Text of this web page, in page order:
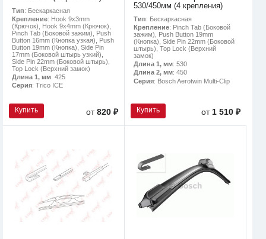
Тип: Бескаркасная
Крепление: Hook 9x3mm
(Крючок), Hook 9x4mm (Крючок),
Pinch Tab (Боковой зажим), Push
Button 16mm (Кнопка узкая), Push
Button 19mm (Кнопка), Side Pin
17mm (Боковой штырь узкий),
Side Pin 22mm (Боковой штырь),
Top Lock (Верхний замок)
Длина 1, мм: 425
Серия: Trico ICE
Купить от820 ₽
530/450мм (4 крепления)
Тип: Бескаркасная
Крепление: Pinch Tab (Боковой
зажим), Push Button 19mm
(Кнопка), Side Pin 22mm (Боковой
штырь), Top Lock (Верхний
замок)
Длина 1, мм: 530
Длина 2, мм: 450
Серия: Bosch Aerotwin Multi-Clip
Купить от 1 510 ₽